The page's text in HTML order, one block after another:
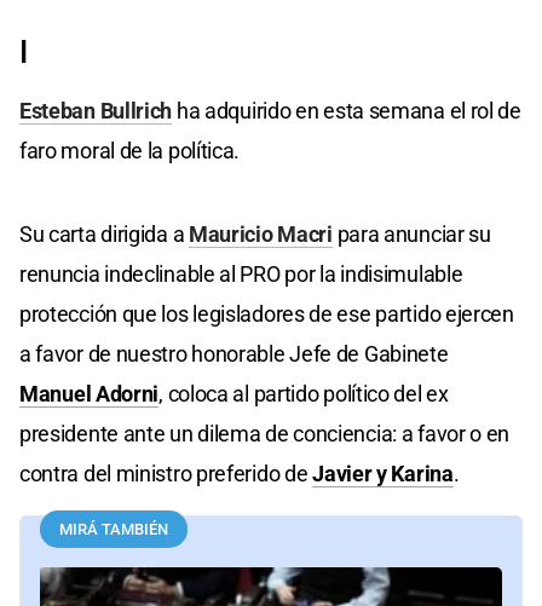
I
Esteban Bullrich ha adquirido en esta semana el rol de
faro moral de la política.
Su carta dirigida a Mauricio Macri para anunciar su
renuncia indeclinable al PRO por la indisimulable
protección que los legisladores de ese partido ejercen
a favor de nuestro honorable Jefe de Gabinete
Manuel Adorni, coloca al partido político del ex
presidente ante un dilema de conciencia: a favor o en
contra del ministro preferido deJavier y Karina.
MIRÁ TAMBIÉN